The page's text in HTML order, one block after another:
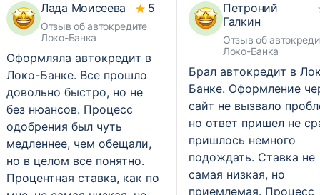
Лада Моисеева
Отзыв об автокредите
Локо-Банка
5
Оформляла автокредит в
Локо-Банке. Все прошло
довольно быстро, но не
без нюансов. Процесс
одобрения был чуть
медленнее, чем обещали,
но в целом все понятно.
Процентная ставка, как по
Петроний
Галкин
Отзыв об
Локо-Банка
Брал автокредит в
Банке. Оформление
сайт не вызвало
но ответ пришел не
пришлось немного
подождать. Ставка не
самая низкая, но
приемлемая. Процесс